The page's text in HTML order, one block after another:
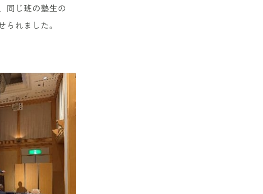
同じ班の塾生の
れました。